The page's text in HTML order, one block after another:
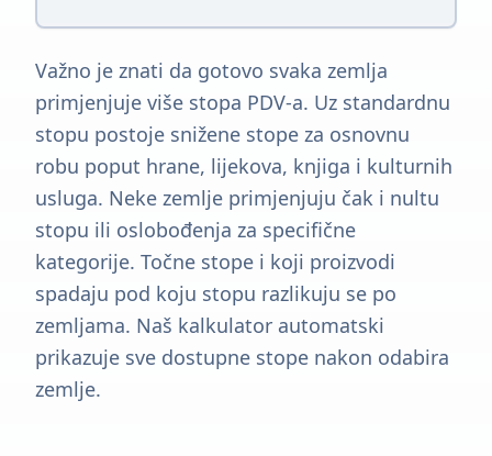
Važno je znati da gotovo svaka zemlja
primjenjuje više stopa PDV-a. Uz standardnu
stopu postoje snižene stope za osnovnu
robu poput hrane, lijekova, knjiga i kulturnih
usluga. Neke zemlje primjenjuju čak i nultu
stopu ili oslobođenja za specifične
kategorije. Točne stope i koji proizvodi
spadaju pod koju stopu razlikuju se po
zemljama. Naš kalkulator automatski
prikazuje sve dostupne stope nakon odabira
zemlje.